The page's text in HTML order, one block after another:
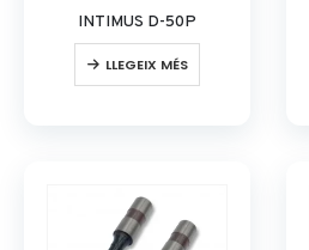
INTIMUS D-50P
LLEGEIX MÉS